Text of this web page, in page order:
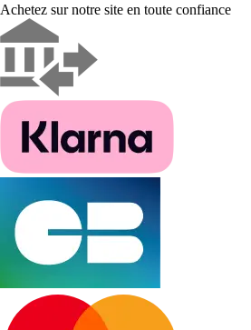
Achetez sur notre site en toute confiance